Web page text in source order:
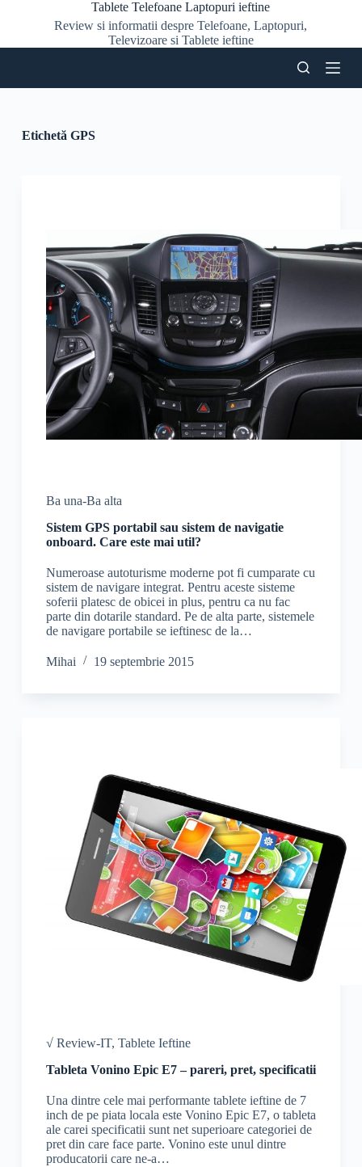
a
n
Tablete Telefoane Laptopuri ieftine
Review si informatii despre Telefoane, Laptopuri,
Televizoare si Tablete ieftine
Etichetă GPS
Ba una-Ba alta
Sistem GPS portabil sau sistem de navigatie
onboard. Care este mai util?
Numeroase autoturisme moderne pot fi cumparate cu
sistem de navigare integrat. Pentru aceste sisteme
soferii platesc de obicei in plus, pentru ca nu fac
parte din dotarile standard. Pe de alta parte, sistemele
de navigare portabile se ieftinesc de la…
Mihai 19 septembrie 2015
√ Review-IT, Tablete Ieftine
Tableta Vonino Epic E7 – pareri, pret, specificatii
Una dintre cele mai performante tablete ieftine de 7
inch de pe piata locala este Vonino Epic E7, o tableta
ale carei specificatii sunt net superioare categoriei de
pret din care face parte. Vonino este unul dintre
producatorii care ne-a…